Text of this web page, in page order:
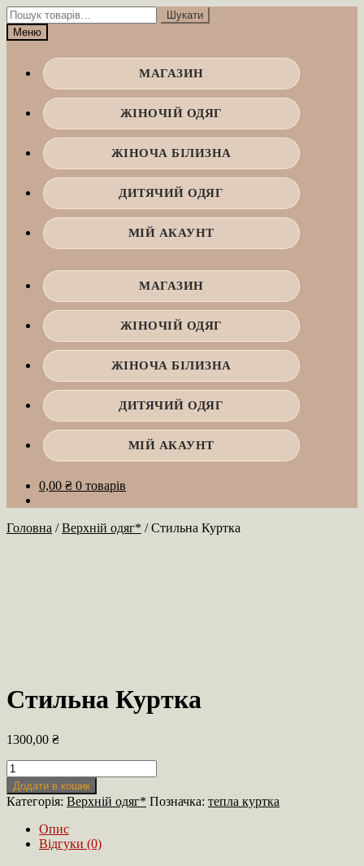
Перейти
до
навігації
Перейти
до
вмісту
Шукати:
Шукати
Меню
МАГАЗИН
ЖІНОЧІЙ ОДЯГ
ЖІНОЧА БІЛИЗНА
ДИТЯЧИЙ ОДЯГ
МІЙ АКАУНТ
МАГАЗИН
ЖІНОЧІЙ ОДЯГ
ЖІНОЧА БІЛИЗНА
ДИТЯЧИЙ ОДЯГ
МІЙ АКАУНТ
0,00 ₴ 0 товарів
Головна /Верхній одяг* /Стильна Куртка
Стильна Куртка
1300,00 ₴
Стильна
Куртка
кількість
Додати в кошик
Категорія: Верхній одяг* Позначка: тепла куртка
Опис
Відгуки (0)